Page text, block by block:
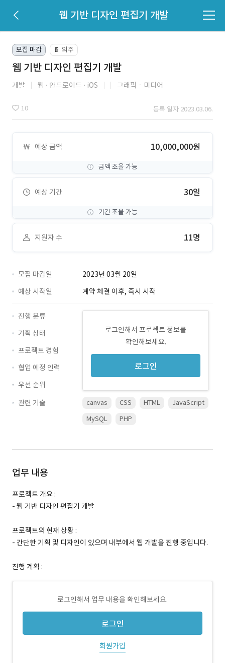
웹 기반 디자인 편집기 개발
모집 마감 📔 외주
웹 기반 디자인 편집기 개발
개발 웹 안드로이드 iOS 그래픽ㆍ미디어
10 등록 일자 2023.03.06.
예상 금액 10,000,000원
금액 조율 가능
예상 기간 30일
기간 조율 가능
지원자 수 11명
모집 마감일
2023년 03월 20일
예상 시작일
계약 체결 이후, 즉시 시작
로그인해서 프로젝트 정보를
확인해보세요.
로그인
진행 분류
기획 상태
프로젝트 경험
협업 예정 인력
우선 순위
관련 기술
canvas CSS HTML
JavaScript
MySQL
PHP
업무 내용
프로젝트 개요 :
- 웹 기반 디자인 편집기 개발
프로젝트의 현재 상황 :
- 간단한 기획 및 디자인이 있으며 내부에서 웹 개발을 진행 중입니다.
진행 계획 :
로그인해서 업무 내용을 확인해보세요.
로그인
회원가입